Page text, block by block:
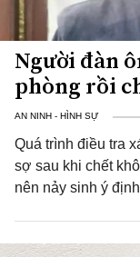
Người đàn
phòng rồi
AN NINH - HÌNH SỰ
Quá trình điều tra
sợ sau khi chết
nên nảy sinh ý